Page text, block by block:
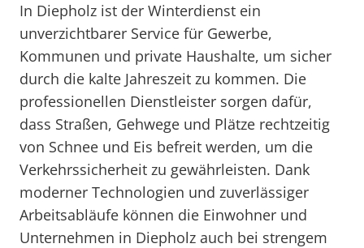
In Diepholz ist der Winterdienst ein
unverzichtbarer Service für Gewerbe,
Kommunen und private Haushalte, um sicher
durch die kalte Jahreszeit zu kommen. Die
professionellen Dienstleister sorgen dafür,
dass Straßen, Gehwege und Plätze rechtzeitig
von Schnee und Eis befreit werden, um die
Verkehrssicherheit zu gewährleisten. Dank
moderner Technologien und zuverlässiger
Arbeitsabläufe können die Einwohner und
Unternehmen in Diepholz auch bei strengem